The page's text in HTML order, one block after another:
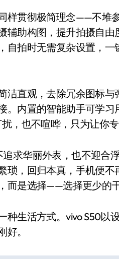
贯彻极简理念——不堆参
辅助构图，提升拍摄自
自拍时无需复杂设置，
直观，去除冗余图标与
。内置的智能助手可学
，也不喧哗，只为让你
求华丽外表，也不迎合
琐，回归本真，手机便
而是选择——选择更少的
生活方式。vivo S50以
好。